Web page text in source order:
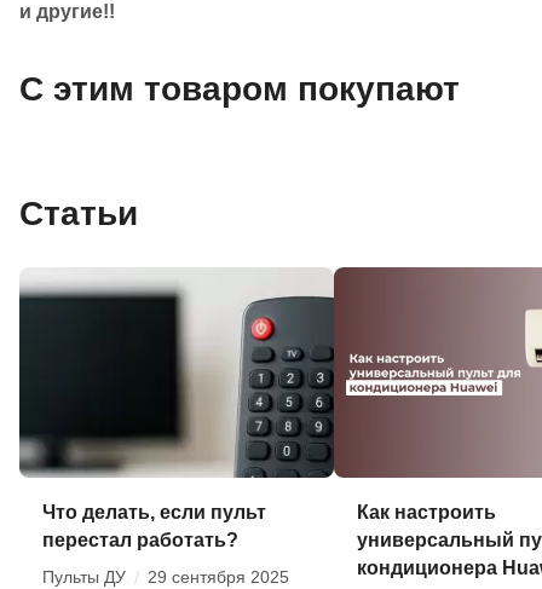
и другие!!
С этим товаром покупают
Статьи
Что делать, если пульт
перестал работать?
Пульты ДУ / 29 сентября 2025
Как настроить
универсальный
кондиционера